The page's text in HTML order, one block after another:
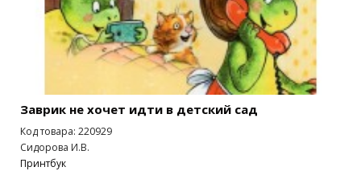
Заврик не хочет идти в детский сад
Код товара: 220929
Сидорова И.В.
Принтбук